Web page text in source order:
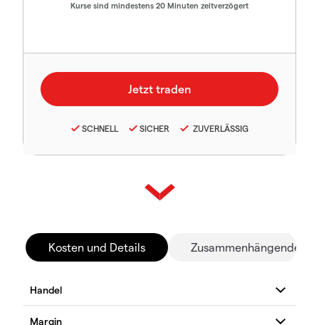
Kurse sind mindestens 20 Minuten zeitverzögert
SCHNELL SICHER ZUVERLÄSSIG
Kosten und Details Zusammenhängende